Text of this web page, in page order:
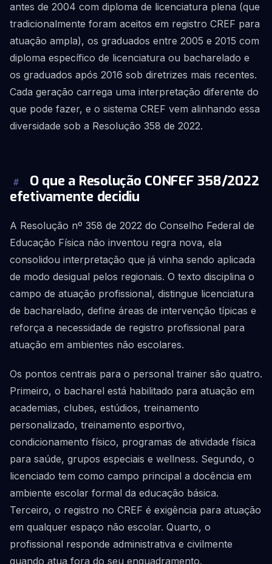
antes de 2004 com diploma de licenciatura plena (que
tradicionalmente foram aceitos em registro CREF para
atuação ampla), os graduados entre 2005 e 2015 com
diploma específico de licenciatura ou bacharelado e
os graduados após 2016 sob diretrizes mais recentes.
Cada geração carrega uma interpretação diferente do
que pode fazer, e o sistema CREF vem alinhando essa
diversidade sob a Resolução 358 de 2022.
#
O que a Resolução CONFEF 358/2022
efetivamente decidiu
A Resolução nº 358 de 2022 do Conselho Federal de
Educação Física não inventou regra nova, ela
consolidou interpretação que já vinha sendo aplicada
de modo desigual pelos regionais. O texto disciplina o
campo de atuação profissional, distingue licenciatura
de bacharelado, define áreas de intervenção típicas e
reforça a necessidade de registro profissional para
atuação em ambientes não escolares.
Os pontos centrais para o personal trainer são quatro.
Primeiro, o bacharel está habilitado para atuação em
academias, clubes, estúdios, treinamento
personalizado, treinamento esportivo,
condicionamento físico, programas de atividade física
para saúde, grupos especiais e wellness. Segundo, o
licenciado tem como campo principal a docência em
ambiente escolar formal da educação básica.
Terceiro, o registro no CREF é exigência para atuação
em qualquer espaço não escolar. Quarto, o
profissional responde administrativa e civilmente
quando atua fora do seu enquadramento.